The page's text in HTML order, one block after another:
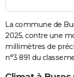
La commune de
2025, contre une
millimètres de
n°3 891 du